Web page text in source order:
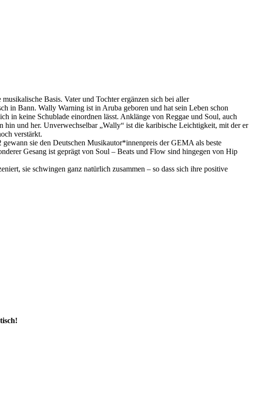
Basis. Vater und Tochter ergänzen sich bei aller
in Bann. Wally Warning ist in Aruba geboren und hat sein Leben schon
in keine Schublade einordnen lässt. Anklänge von Reggae und Soul, auch
und her. Unverwechselbar „Wally“ ist die karibische Leichtigkeit, mit der er
verstärkt.
sie den Deutschen Musikautor*innenpreis der GEMA als beste
Gesang ist geprägt von Soul – Beats und Flow sind hingegen von Hip
sie schwingen ganz natürlich zusammen – so dass sich ihre positive